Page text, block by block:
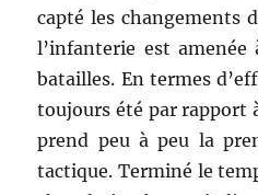
capté les changements
l’infanterie est
batailles. En termes
toujours été par rapport
prend peu à peu la
tactique. Terminé le